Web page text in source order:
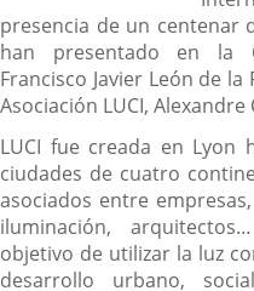
presencia de un centenar
han presentado en la
Francisco Javier León de
Asociación LUCI, Alexandre
LUCI fue creada en Lyon
ciudades de cuatro
asociados entre
iluminación,
objetivo de utilizar la luz
desarrollo urbano,